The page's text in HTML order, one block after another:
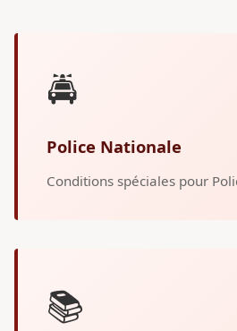
🚔
Police Nationale
Conditions spéciales pour
📚